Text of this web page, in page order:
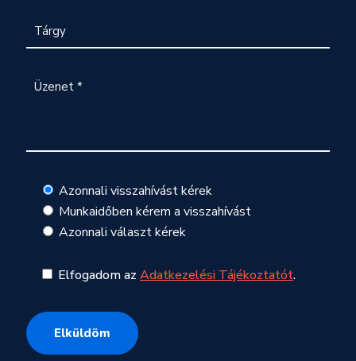
Azonnali visszahívást kérek
Munkaidőben kérem a visszahívást
Azonnali választ kérek
Elfogadom az Adatkezelési Tájékoztatót.